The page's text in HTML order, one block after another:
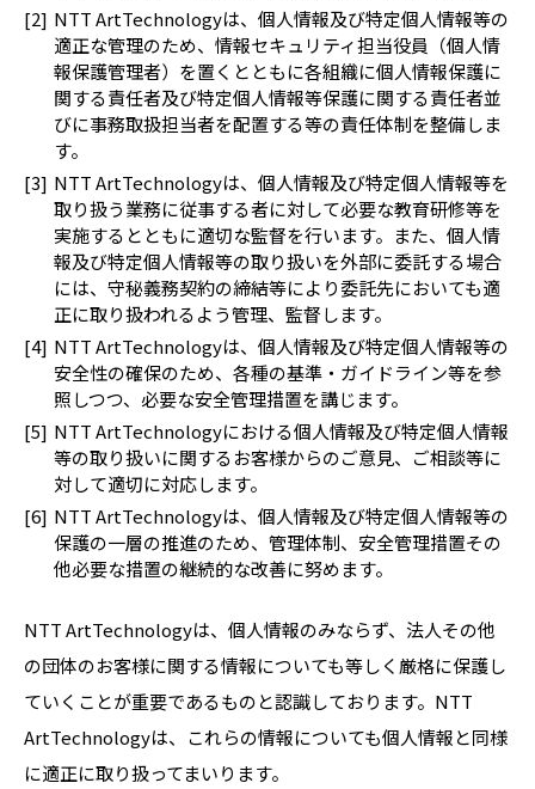
NTT ArtTechnologyは、個人情報及び特定個人情報等の
適正な管理のため、情報セキュリティ担当役員（個人情
報保護管理者）を置くとともに各組織に個人情報保護に
関する責任者及び特定個人情報等保護に関する責任者並
びに事務取扱担当者を配置する等の責任体制を整備しま
す。
NTT ArtTechnologyは、個人情報及び特定個人情報等を
取り扱う業務に従事する者に対して必要な教育研修等を
実施するとともに適切な監督を行います。また、個人情
報及び特定個人情報等の取り扱いを外部に委託する場合
には、守秘義務契約の締結等により委託先においても適
正に取り扱われるよう管理、監督します。
NTT ArtTechnologyは、個人情報及び特定個人情報等の
安全性の確保のため、各種の基準・ガイドライン等を参
照しつつ、必要な安全管理措置を講じます。
NTT ArtTechnologyにおける個人情報及び特定個人情報
等の取り扱いに関するお客様からのご意見、ご相談等に
対して適切に対応します。
NTT ArtTechnologyは、個人情報及び特定個人情報等の
保護の一層の推進のため、管理体制、安全管理措置その
他必要な措置の継続的な改善に努めます。
NTT ArtTechnologyは、個人情報のみならず、法人その他
の団体のお客様に関する情報についても等しく厳格に保護し
ていくことが重要であるものと認識しております。NTT
ArtTechnologyは、これらの情報についても個人情報と同様
に適正に取り扱ってまいります。